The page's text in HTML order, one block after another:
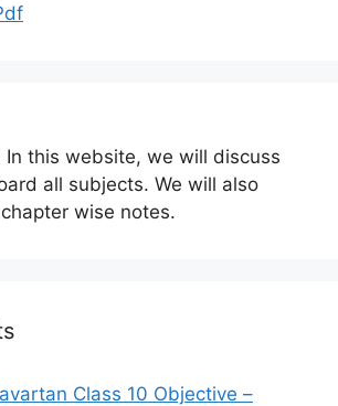
In this website, we will discuss
all subjects. We will also
wise notes.
Class 10 Objective –